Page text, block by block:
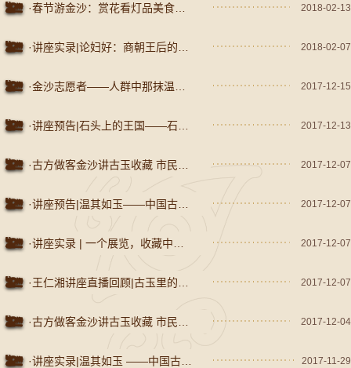
·春节游金沙：赏花看灯品美食，一秒穿越庞贝古城！——2018成都金沙太阳节盛大开幕 2018-02-13
·讲座实录|论妇好：商朝王后的传奇一生 2018-02-07
·金沙志愿者——人群中那抹温暖的红色 2017-12-15
·讲座预告|石头上的王国——石峁遗址考古新发现 2017-12-13
·古方做客金沙讲古玉收藏 市民带来汉代玉剑格 2017-12-07
·讲座预告|温其如玉——中国古代玉文化赏析 2017-12-07
·讲座实录 | 一个展览，收藏中国王朝历史上的第一个盛世 2017-12-07
·王仁湘讲座直播回顾|古玉里的龙凤因缘 2017-12-07
·古方做客金沙讲古玉收藏 市民带来汉代玉剑格 2017-12-04
·讲座实录|温其如玉 ——中国古代玉文化赏析 2017-11-29